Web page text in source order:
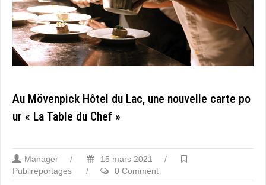
Au Mövenpick Hôtel du Lac, une nouvelle carte po
ur « La Table du Chef »
Manager / 15 mars 2021
/
Publireportages
/ 0 Comment